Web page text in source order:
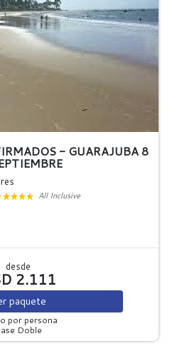
- GUARAJUBA 8
All Inclusive
desde
2.111
paquete
por persona
Doble